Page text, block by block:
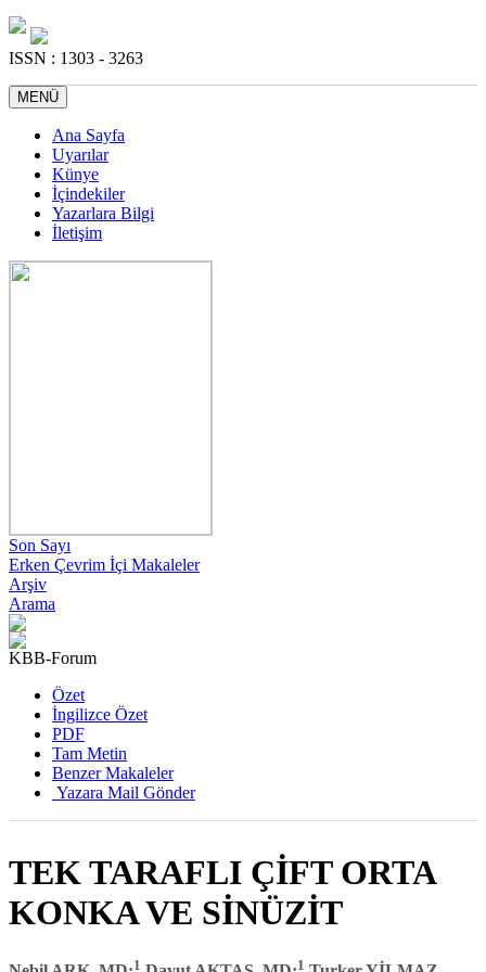
ISSN : 1303 - 3263
MENÜ
Ana Sayfa
Uyarılar
Künye
İçindekiler
Yazarlara Bilgi
İletişim
Son Sayı
Erken Çevrim İçi Makaleler
Arşiv
Arama
KBB-Forum
Özet
İngilizce Özet
PDF
Tam Metin
Benzer Makaleler
Yazara Mail Gönder
TEK TARAFLI ÇİFT ORTA
KONKA VE SİNÜZİT
1 1